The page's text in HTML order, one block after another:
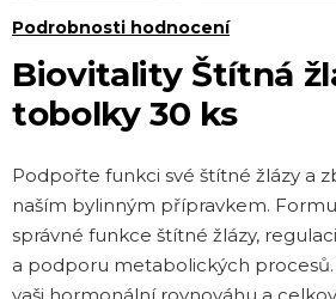
Biovitality Štítná
tobolky 30 ks
Průměrné
hodnocení
produktu
je
z 5
hvězdiček.
Podrobnosti hodnocení
Podpořte funkci své štítné žlázy a
naším bylinným přípravkem.
správné funkce štítné žlázy,
a podporu metabolických
vaši hormonální rovnováhu a